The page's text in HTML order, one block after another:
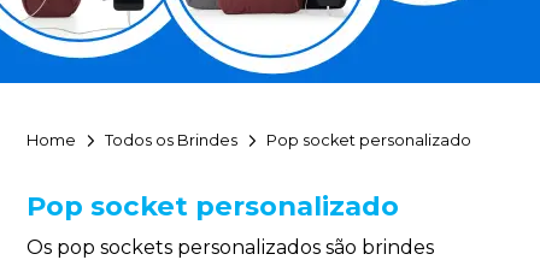
Home Todos os Brindes Pop socket personalizado
Pop socket personalizado
Os pop sockets personalizados são brindes